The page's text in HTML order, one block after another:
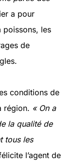
a pour
poissons, les
de
conditions de
région. « On a
la qualité de
tous les
l’agent de